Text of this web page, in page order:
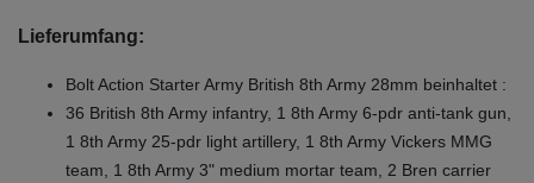
Lieferumfang:
Bolt Action Starter Army British 8th Army 28mm beinhaltet :
36 British 8th Army infantry, 1 8th Army 6-pdr anti-tank gun,
1 8th Army 25-pdr light artillery, 1 8th Army Vickers MMG
team, 1 8th Army 3" medium mortar team, 2 Bren carrier